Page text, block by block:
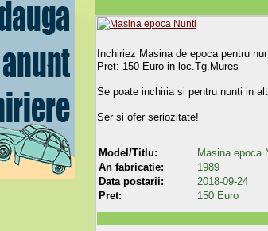
Inchiriez Masina de epoca pentru
Pret: 150 Euro in loc.Tg.Mures
Se poate inchiria si pentru nunti in
Ser si ofer seriozitate!
Model/Titlu:
Masina epoca
An fabricatie:
1989
Data postarii:
2018-09-24
Pret:
150 Euro